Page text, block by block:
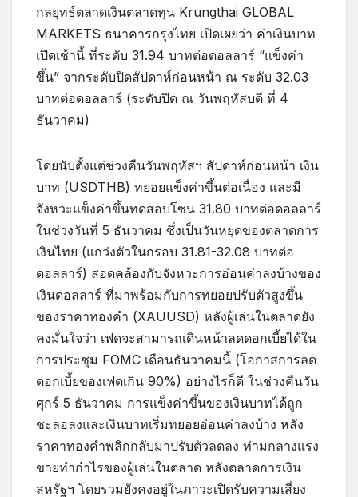
กลยุทธ์ตลาดเงินตลาดทุน Krungthai GLOBAL
MARKETS ธนาคารกรุงไทย เปิดเผยว่า ค่าเงินบาท
เปิดเช้านี้ ที่ระดับ 31.94 บาทต่อดอลลาร์ “แข็งค่า
ขึ้น” จากระดับปิดสัปดาห์ก่อนหน้า ณ ระดับ 32.03
บาทต่อดอลลาร์ (ระดับปิด ณ วันพฤหัสบดี ที่ 4
ธันวาคม)
โดยนับตั้งแต่ช่วงคืนวันพฤหัสฯ สัปดาห์ก่อนหน้า เงิน
บาท (USDTHB) ทยอยแข็งค่าขึ้นต่อเนื่อง และมี
จังหวะแข็งค่าขึ้นทดสอบโซน 31.80 บาทต่อดอลลาร์
ในช่วงวันที่ 5 ธันวาคม ซึ่งเป็นวันหยุดของตลาดการ
เงินไทย (แกว่งตัวในกรอบ 31.81-32.08 บาทต่อ
ดอลลาร์) สอดคล้องกับจังหวะการอ่อนค่าลงบ้างของ
เงินดอลลาร์ ที่มาพร้อมกับการทยอยปรับตัวสูงขึ้น
ของราคาทองคำ (XAUUSD) หลังผู้เล่นในตลาดยัง
คงมั่นใจว่า เฟดจะสามารถเดินหน้าลดดอกเบี้ยได้ใน
การประชุม FOMC เดือนธันวาคมนี้ (โอกาสการลด
ดอกเบี้ยของเฟดเกิน 90%) อย่างไรก็ดี ในช่วงคืนวัน
ศุกร์ 5 ธันวาคม การแข็งค่าขึ้นของเงินบาทได้ถูก
ชะลอลงและเงินบาทเริ่มทยอยอ่อนค่าลงบ้าง หลัง
ราคาทองคำพลิกกลับมาปรับตัวลดลง ท่ามกลางแรง
ขายทำกำไรของผู้เล่นในตลาด หลังตลาดการเงิน
สหรัฐฯ โดยรวมยังคงอยู่ในภาวะเปิดรับความเสี่ยง